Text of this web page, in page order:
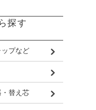
探す
プなど
替え芯